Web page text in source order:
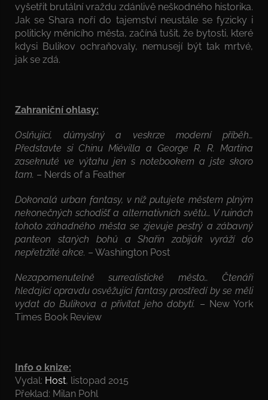
vyšetřit brutální vraždu zdánlivě neškodného historika.
Jak se Shara noří do tajemství neustále se fyzicky i
politicky měnícího města, začíná tušit, že bytosti, které
kdysi Bulikov ochraňovaly, nemusejí být tak mrtvé,
jak se zdá.
Zahraniční ohlasy:
Oslňující, důmyslný a veskrze moderní příběh…
Představte si Chinu Miévilla a George R. R. Martina
zaseknuté ve výtahu jen s notebookem a jste skoro
tam. – Nerds of a Feather
Dokonalá urban fantasy, v níž putujete městem plným
nekonečných schodišť a alternativních světů… V ruinách
tohoto záhadného města se zjevuje pestrý a zábavný
panteon starých bohů a Shařin zabiják vyráží do
nepřetržité akce. – Washington Post
Nezapomenutelně surrealistické město… Čtenáři
hledající opravdu osvěžující fantasy prostředí by se měli
vydat do Bulikova a přivítat jeho dobytí. – New York
Times Book Review
Info o knize:
Vydal: Host, listopad 2015
Překlad: Milan Pohl